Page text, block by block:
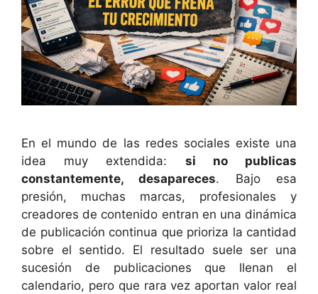
En el mundo de las redes sociales existe una
idea muy extendida: si no publicas
constantemente, desapareces. Bajo esa
presión, muchas marcas, profesionales y
creadores de contenido entran en una dinámica
de publicación continua que prioriza la cantidad
sobre el sentido. El resultado suele ser una
sucesión de publicaciones que llenan el
calendario, pero que rara vez aportan valor real